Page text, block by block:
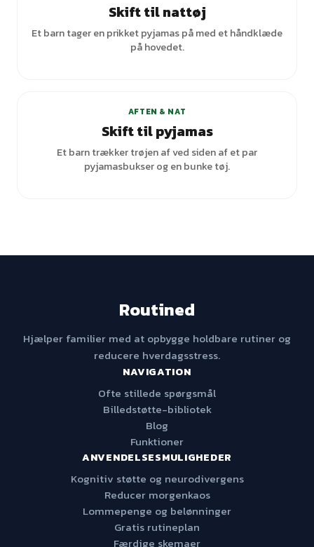
Skift til nattøj
Et barn tager en prikket pyjamas på med et håndklæde
på hovedet.
AFTEN & NAT
Skift til pyjamas
Et barn trækker trøjen af ved siden af et par
pyjamasbukser og en bunke tøj.
Routined
Hjælper familier med at opbygge holdbare rutiner og
reducere hverdagsstress.
NAVIGATION
Ofte stillede spørgsmål
Billedstøtte-bibliotek
Blog
Funktioner
ANVENDELSESMULIGHEDER
Kognitiv støtte og neurodivergens
Reducer morgenkaos
Lommepenge og belønninger
Gratis rutineplan
Færdige skemaer